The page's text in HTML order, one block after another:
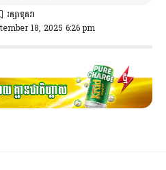
18, 2025 6:26 pm